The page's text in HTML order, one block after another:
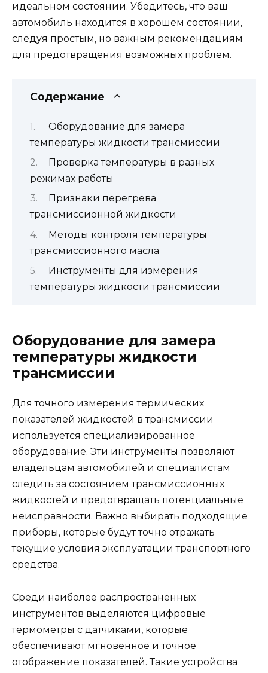
идеальном состоянии. Убедитесь, что ваш
автомобиль находится в хорошем состоянии,
следуя простым, но важным рекомендациям
для предотвращения возможных проблем.
Содержание
Оборудование для замера
температуры жидкости трансмиссии
Проверка температуры в разных
режимах работы
Признаки перегрева
трансмиссионной жидкости
Методы контроля температуры
трансмиссионного масла
Инструменты для измерения
температуры жидкости трансмиссии
Оборудование для замера
температуры жидкости
трансмиссии
Для точного измерения термических
показателей жидкостей в трансмиссии
используется специализированное
оборудование. Эти инструменты позволяют
владельцам автомобилей и специалистам
следить за состоянием трансмиссионных
жидкостей и предотвращать потенциальные
неисправности. Важно выбирать подходящие
приборы, которые будут точно отражать
текущие условия эксплуатации транспортного
средства.
Среди наиболее распространенных
инструментов выделяются цифровые
термометры с датчиками, которые
обеспечивают мгновенное и точное
отображение показателей. Такие устройства